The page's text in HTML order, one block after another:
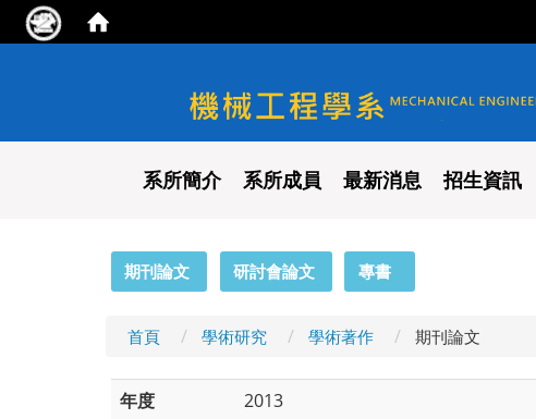
國立陽明交通大學 機械工程學系
系所簡介 系所成員 最新消息 招生資訊
期刊論文 研討會論文 專書
首頁 學術研究 學術著作 期刊論文
年度
2013